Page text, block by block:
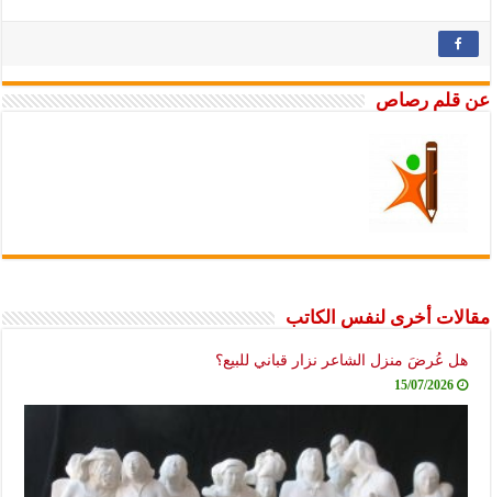
عن قلم رصاص
مقالات أخرى لنفس الكاتب
هل عُرضَ منزل الشاعر نزار قباني للبيع؟
15/07/2026